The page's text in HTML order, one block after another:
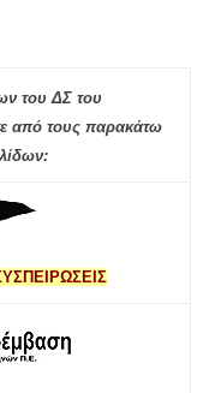
του ΔΣ του
από τους παρακάτω